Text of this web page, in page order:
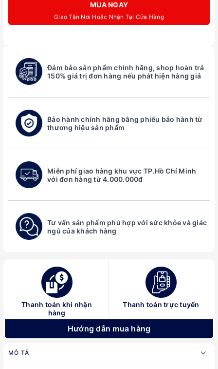
MUA NGAY
Giao Tận Nơi Hoặc Nhận Tại Cửa Hàng
Đảm bảo sản phẩm chính hãng, shop hoàn trả
150% giá trị đơn hàng nếu phát hiện hàng giả
Bảo hành chính hãng bằng phiếu bảo hành từ
thương hiệu sản phẩm
Miễn phí giao hàng khu vực TP.Hồ Chí Minh
với đơn hàng từ 4.000.000đ
Tư vấn sản phẩm phù hợp với sức khỏe và giác
ngủ của khách hàng
Thanh toán khi nhận
hàng
Thanh toán trực tuyến
Hướng dẫn mua hàng
MÔ TẢ